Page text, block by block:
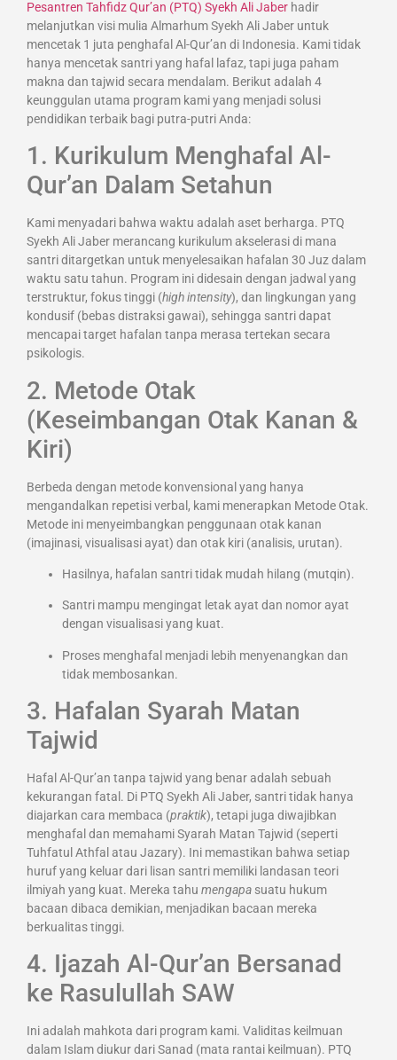
Pesantren Tahfidz Qur’an (PTQ) Syekh Ali Jaber hadir
melanjutkan visi mulia Almarhum Syekh Ali Jaber untuk
mencetak 1 juta penghafal Al-Qur’an di Indonesia. Kami tidak
hanya mencetak santri yang hafal lafaz, tapi juga paham
makna dan tajwid secara mendalam. Berikut adalah 4
keunggulan utama program kami yang menjadi solusi
pendidikan terbaik bagi putra-putri Anda:
1. Kurikulum Menghafal Al-
Qur’an Dalam Setahun
Kami menyadari bahwa waktu adalah aset berharga. PTQ
Syekh Ali Jaber merancang kurikulum akselerasi di mana
santri ditargetkan untuk menyelesaikan hafalan 30 Juz dalam
waktu satu tahun. Program ini didesain dengan jadwal yang
terstruktur, fokus tinggi (high intensity), dan lingkungan yang
kondusif (bebas distraksi gawai), sehingga santri dapat
mencapai target hafalan tanpa merasa tertekan secara
psikologis.
2. Metode Otak
(Keseimbangan Otak Kanan &
Kiri)
Berbeda dengan metode konvensional yang hanya
mengandalkan repetisi verbal, kami menerapkan Metode Otak.
Metode ini menyeimbangkan penggunaan otak kanan
(imajinasi, visualisasi ayat) dan otak kiri (analisis, urutan).
Hasilnya, hafalan santri tidak mudah hilang (mutqin).
Santri mampu mengingat letak ayat dan nomor ayat
dengan visualisasi yang kuat.
Proses menghafal menjadi lebih menyenangkan dan
tidak membosankan.
3. Hafalan Syarah Matan
Tajwid
Hafal Al-Qur’an tanpa tajwid yang benar adalah sebuah
kekurangan fatal. Di PTQ Syekh Ali Jaber, santri tidak hanya
diajarkan cara membaca (praktik), tetapi juga diwajibkan
menghafal dan memahami Syarah Matan Tajwid (seperti
Tuhfatul Athfal atau Jazary). Ini memastikan bahwa setiap
huruf yang keluar dari lisan santri memiliki landasan teori
ilmiyah yang kuat. Mereka tahu mengapa suatu hukum
bacaan dibaca demikian, menjadikan bacaan mereka
berkualitas tinggi.
4. Ijazah Al-Qur’an Bersanad
ke Rasulullah SAW
Ini adalah mahkota dari program kami. Validitas keilmuan
dalam Islam diukur dari Sanad (mata rantai keilmuan). PTQ